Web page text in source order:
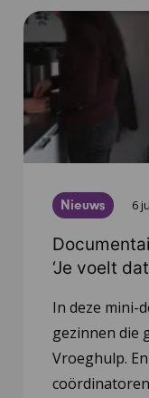
Nieuws 6
‘Je voelt
In deze mini-
gezinnen die
Vroeghulp.